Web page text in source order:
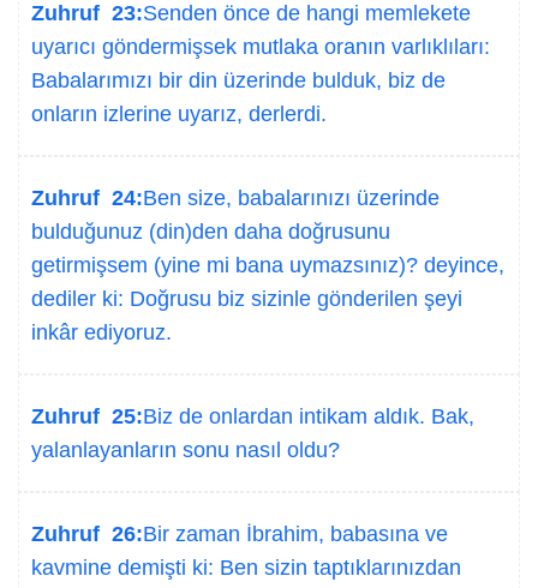
Zuhruf 23:Senden önce de hangi memlekete
uyarıcı göndermişsek mutlaka oranın varlıklıları:
Babalarımızı bir din üzerinde bulduk, biz de
onların izlerine uyarız, derlerdi.
Zuhruf 24:Ben size, babalarınızı üzerinde
bulduğunuz (din)den daha doğrusunu
getirmişsem (yine mi bana uymazsınız)? deyince,
dediler ki: Doğrusu biz sizinle gönderilen şeyi
inkâr ediyoruz.
Zuhruf 25:Biz de onlardan intikam aldık. Bak,
yalanlayanların sonu nasıl oldu?
Zuhruf 26:Bir zaman İbrahim, babasına ve
kavmine demişti ki: Ben sizin taptıklarınızdan